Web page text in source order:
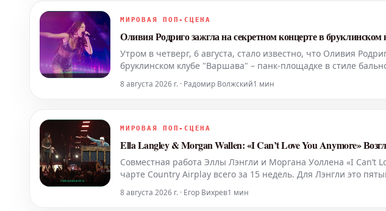
МИРОВАЯ ПОП-СЦЕНА
Оливия Родриго зажгла на секретном концерте в
Утром в четверг, 6 августа, стало известно, что Оливия
бруклинском клубе "Варшава" – панк-площадке в стиле
вмещающей около 1100 человек – тем же вечером. Менее
8 августа 2026 г. · Радомир Волжский1 мин
МИРОВАЯ ПОП-СЦЕНА
Ella Langley & Morgan Wallen: «I Can’t Love You Anymore»
Совместная работа Эллы Лэнгли и Моргана Уоллена «I Can’t
чарте Country Airplay всего за 15 недель. Для Лэнгли это
8 августа 2026 г. · Егор Вихрев1 мин